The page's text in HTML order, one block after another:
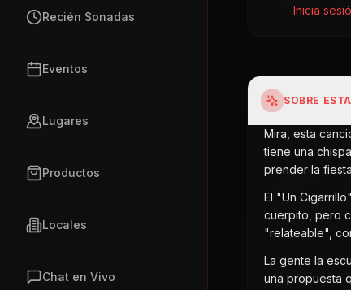
Recién Sonadas
Eventos
Lugares
Productos
Locales
Chat en Vivo
Inicia
SOBRE
Mira, esta
tiene una
prender la
El "Un
cuerpito, pero
"relateable",
La gente la
una propuesta